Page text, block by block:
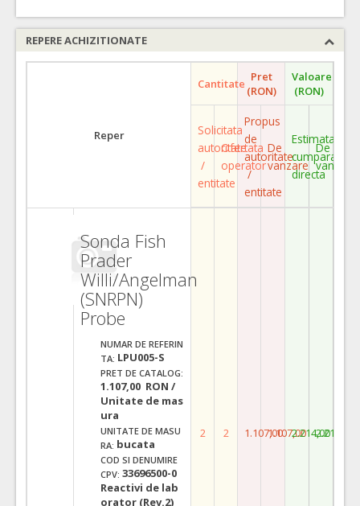
REPERE ACHIZITIONATE
Reper
Cantitate Pret
(RON)
Valoare
(RON)
Solicitata
autoritate
/
entitate
Ofertata
operator
Propus
de
autoritate
/
entitate
De
vanzare
Estimata
cumparare
directa
De
vanzare
Sonda Fish
Prader
Willi/Angelman
(SNRPN)
Probe
NUMAR DE REFERIN
TA: LPU005-S
PRET DE CATALOG:
1.107,00 RON /
Unitate de mas
ura
UNITATE DE MASU
RA: bucata
COD SI DENUMIRE
CPV: 33696500-0
Reactivi de lab
orator (Rev.2)
2 2 1.107,001.107,002.214,002.214,00